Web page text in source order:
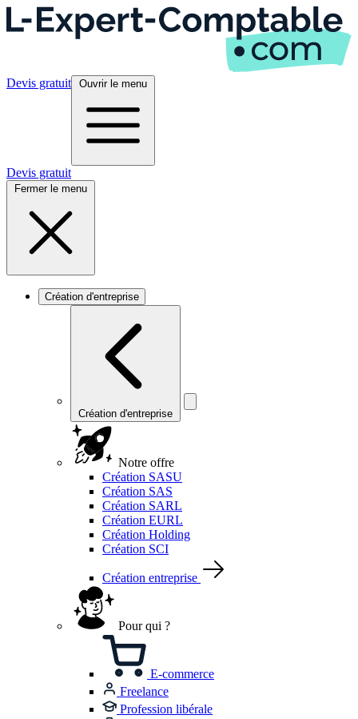
Devis gratuit Ouvrir le menu
Devis gratuit
Fermer le menu
Création d'entreprise
Création d'entreprise
Notre offre
Création SASU
Création SAS
Création SARL
Création EURL
Création Holding
Création SCI
Création entreprise
Pour qui ?
E-commerce
Freelance
Profession libérale